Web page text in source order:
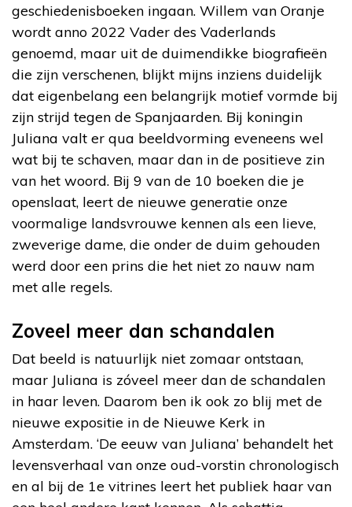
geschiedenisboeken ingaan. Willem van Oranje
wordt anno 2022 Vader des Vaderlands
genoemd, maar uit de duimendikke biografieën
die zijn verschenen, blijkt mijns inziens duidelijk
dat eigenbelang een belangrijk motief vormde bij
zijn strijd tegen de Spanjaarden. Bij koningin
Juliana valt er qua beeldvorming eveneens wel
wat bij te schaven, maar dan in de positieve zin
van het woord. Bij 9 van de 10 boeken die je
openslaat, leert de nieuwe generatie onze
voormalige landsvrouwe kennen als een lieve,
zweverige dame, die onder de duim gehouden
werd door een prins die het niet zo nauw nam
met alle regels.
Zoveel meer dan schandalen
Dat beeld is natuurlijk niet zomaar ontstaan,
maar Juliana is zóveel meer dan de schandalen
in haar leven. Daarom ben ik ook zo blij met de
nieuwe expositie in de Nieuwe Kerk in
Amsterdam. ‘De eeuw van Juliana’ behandelt het
levensverhaal van onze oud-vorstin chronologisch
en al bij de 1e vitrines leert het publiek haar van